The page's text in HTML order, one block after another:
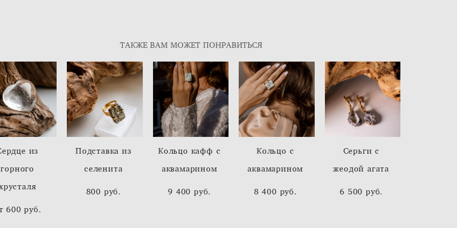
ТАКЖЕ ВАМ МОЖЕТ ПОНРАВИТЬСЯ
из
горного
600 pуб.
Подставка из
селенита
800 pуб.
Кольцо кафф с
аквамарином
9 400 pуб.
Кольцо с
аквамарином
8 400 pуб.
Cерьги с
жеодой агата
6 500 pуб.